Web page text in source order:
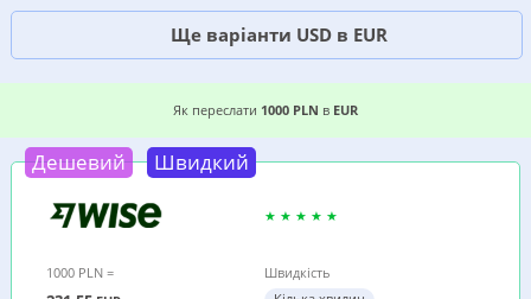
Ще варіанти USD в EUR
3 ВИГІДНИХ ВАРІАНТИ, ДЕ ДЕШЕВШЕ
Як переслати 1000 PLN в EUR
Дешевий Швидкий
1000 PLN =
Швидкість